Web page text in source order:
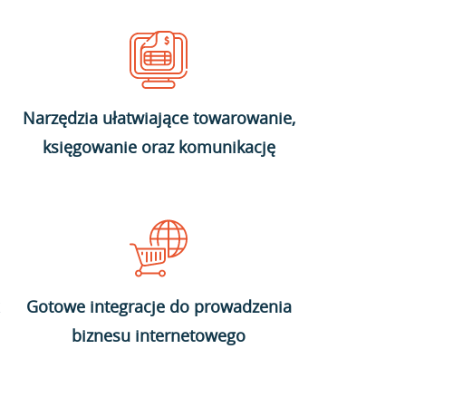
Narzędzia ułatwiające towarowanie,
księgowanie oraz komunikację
Gotowe integracje do prowadzenia
biznesu internetowego